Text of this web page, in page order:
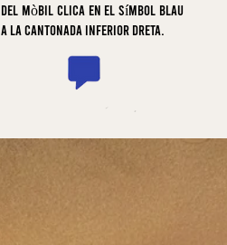
del mòbil clica en el símbol blau
a la cantonada inferior dreta.